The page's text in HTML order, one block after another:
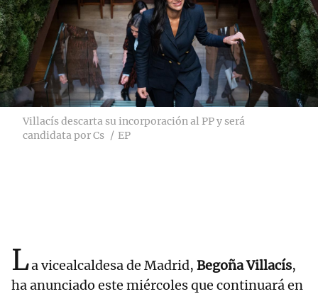
Villacís descarta su incorporación al PP y será
candidata por Cs
EP
La vicealcaldesa de Madrid, Begoña Villacís,
ha anunciado este miércoles que continuará en